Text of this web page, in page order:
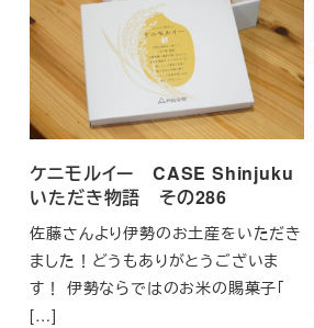
ケニモルイー CASE Shinjuku
いただき物語 その286
佐藤さんより伊勢のお土産をいただき
ました！どうもありがとうございま
す！ 伊勢ならではのお米の賜菓子「
[…]